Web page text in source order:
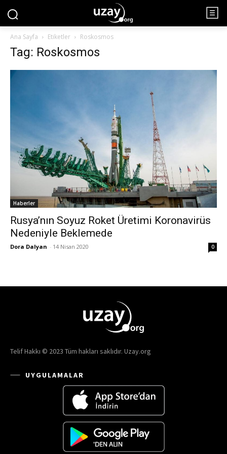
Ana Sayfa Etiketler Roskosmos
Tag: Roskosmos
Haberler
Rusya’nın Soyuz Roket Üretimi Koronavirüs
Nedeniyle Beklemede
Dora Dalyan - 14 Nisan 2020 0
Telif Hakkı © 2023 Tüm hakları saklıdır. Uzay.org
UYGULAMALAR